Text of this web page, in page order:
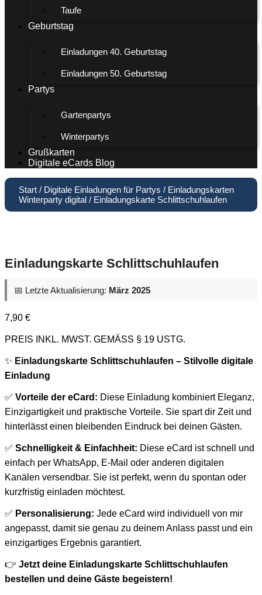
Taufe
Geburtstag
Einladungen 40. Geburtstag
Einladungen 50. Geburtstag
Partys
Gartenpartys
Winterpartys
Grußkarten
Digitale eCards Blog
Start / Digitale Einladungen für Partys / Einladungskarten
Winterparty digital / Einladungskarte Schlittschuhlaufen
Einladungskarte Schlittschuhlaufen
📅 Letzte Aktualisierung: März 2025
7,90 €
PREIS INKL. MWST. GEMÄSS § 19 USTG.
✨ Einladungskarte Schlittschuhlaufen – Stilvolle digitale
Einladung
✅ Vorteile der eCard: Diese Einladung kombiniert Eleganz,
Einzigartigkeit und praktische Vorteile. Sie spart dir Zeit und
hinterlässt einen bleibenden Eindruck bei deinen Gästen.
✅ Schnelligkeit & Einfachheit: Diese eCard ist schnell und
einfach per WhatsApp, E-Mail oder anderen digitalen
Kanälen versendbar. Sie ist perfekt, wenn du spontan oder
kurzfristig einladen möchtest.
✅ Personalisierung: Jede eCard wird individuell von mir
angepasst, damit sie genau zu deinem Anlass passt und ein
einzigartiges Ergebnis garantiert.
👉 Jetzt deine Einladungskarte Schlittschuhlaufen
bestellen und deine Gäste begeistern!